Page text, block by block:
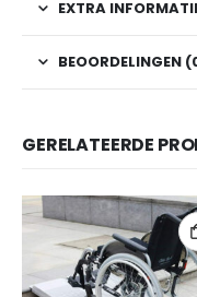
EXTRA
BEOORDELINGEN
GERELATEERDE